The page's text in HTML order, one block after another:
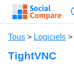
Tous > Logiciels >
TightVNC